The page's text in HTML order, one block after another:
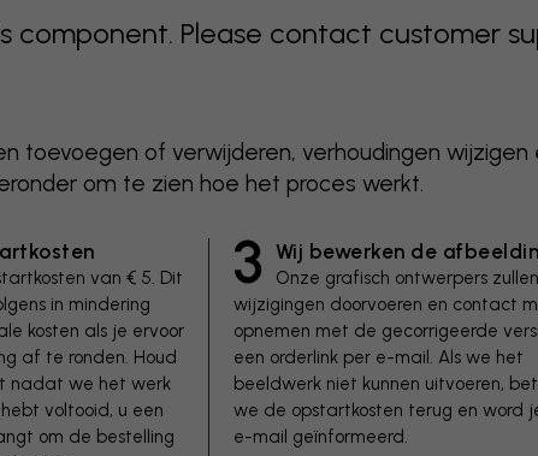
Please contact customer
toevoegen of verwijderen, verhoudingen
om te zien hoe het proces werkt.
van € 5. Dit
in mindering
kosten als je ervoor
af te ronden. Houd
nadat we het werk
voltooid, u een
om de bestelling
3 Wij bewerken de
Onze grafisch ontwerpers
wijzigingen doorvoeren en contact
opnemen met de gecorrigeerde
een orderlink per e-mail. Als we het
beeldwerk niet kunnen uitvoeren,
we de opstartkosten terug en word
e-mail geïnformeerd.